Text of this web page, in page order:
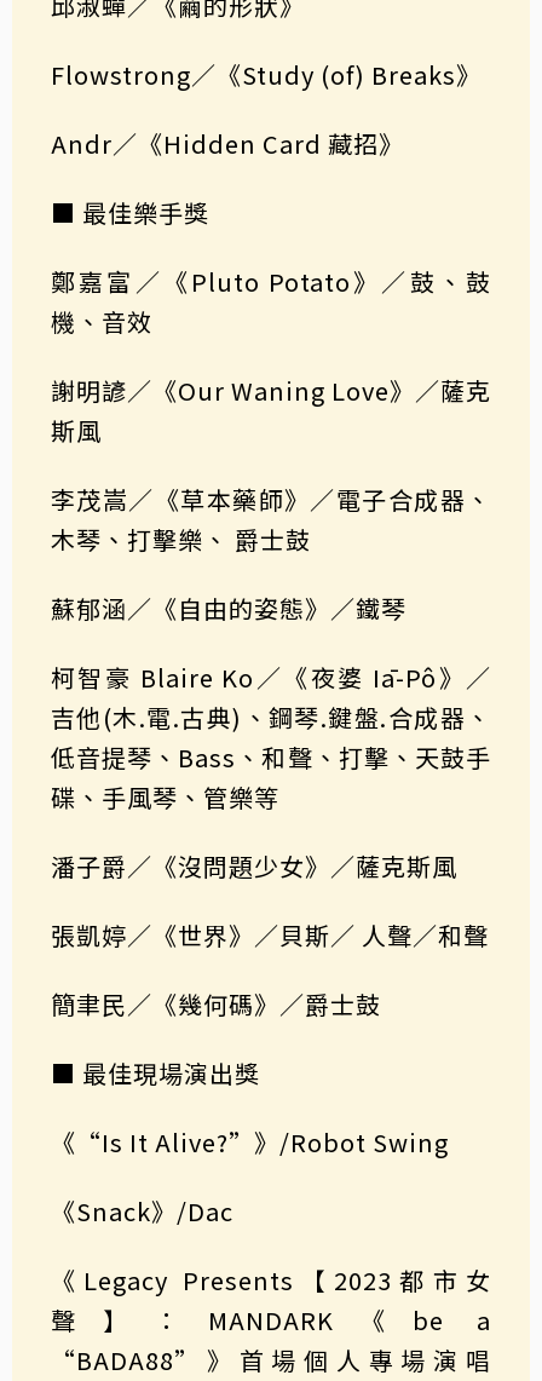
Flowstrong／《Study (of) Breaks》
Andr／《Hidden Card 藏招》
■ 最佳樂手獎
鄭嘉富／《Pluto Potato》／鼓、鼓
機、音效
謝明諺／《Our Waning Love》／薩克
斯風
李茂嵩／《草本藥師》／電子合成器、
木琴、打擊樂、 爵士鼓
蘇郁涵／《自由的姿態》／鐵琴
柯智豪 Blaire Ko／《夜婆 Iā-Pô》／
吉他(木.電.古典)、鋼琴.鍵盤.合成器、
低音提琴、Bass、和聲、打擊、天鼓手
碟、手風琴、管樂等
潘子爵／《沒問題少女》／薩克斯風
張凱婷／《世界》／貝斯／ 人聲／和聲
簡聿民／《幾何碼》／爵士鼓
■ 最佳現場演出獎
《“Is It Alive?”》/Robot Swing
《Snack》/Dac
《Legacy Presents【2023都市女
聲】：MANDARK《be a
“BADA88”》首場個人專場演唱